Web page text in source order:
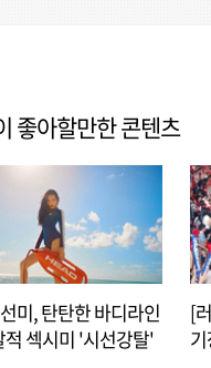
좋아할만한 콘텐츠
미, 탄탄한 바디라인
적 섹시미 '시선강탈'
[